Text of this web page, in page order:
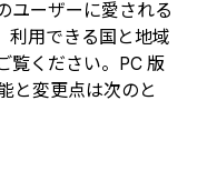
ユーザーに愛される
利用できる国と地域
覧ください。PC 版
と変更点は次のと